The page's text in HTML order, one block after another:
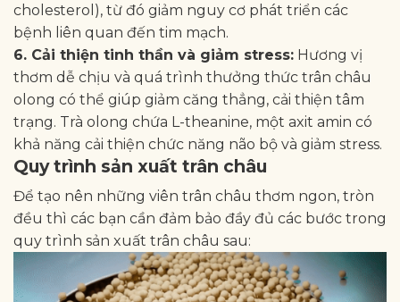
cholesterol), từ đó giảm nguy cơ phát triển các
bệnh liên quan đến tim mạch.
6. Cải thiện tinh thần và giảm stress: Hương vị
thơm dễ chịu và quá trình thưởng thức trân châu
olong có thể giúp giảm căng thẳng, cải thiện tâm
trạng. Trà olong chứa L-theanine, một axit amin có
khả năng cải thiện chức năng não bộ và giảm stress.
Quy trình sản xuất trân châu
Để tạo nên những viên trân châu thơm ngon, tròn
đều thì các bạn cần đảm bảo đầy đủ các bước trong
quy trình sản xuất trân châu sau: